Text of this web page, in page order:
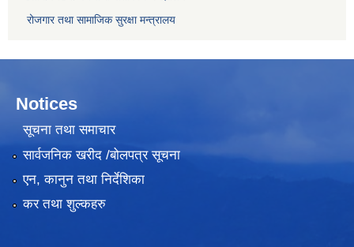
रोजगार तथा सामाजिक सुरक्षा मन्त्रालय
Notices
सूचना तथा समाचार
सार्वजनिक खरीद /बोलपत्र सूचना
एन, कानुन तथा निर्देशिका
कर तथा शुल्कहरु